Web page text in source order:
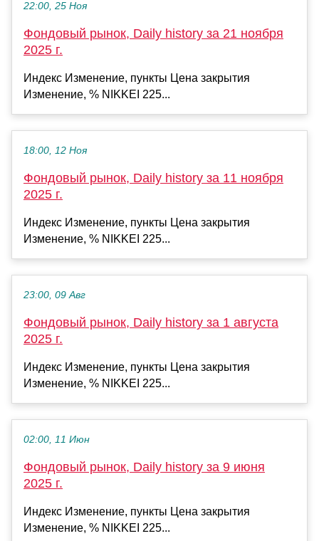
22:00, 25 Ноя
Фондовый рынок, Daily history за 21 ноября
2025 г.
Индекс Изменение, пункты Цена закрытия
Изменение, % NIKKEI 225...
18:00, 12 Ноя
Фондовый рынок, Daily history за 11 ноября
2025 г.
Индекс Изменение, пункты Цена закрытия
Изменение, % NIKKEI 225...
23:00, 09 Авг
Фондовый рынок, Daily history за 1 августа
2025 г.
Индекс Изменение, пункты Цена закрытия
Изменение, % NIKKEI 225...
02:00, 11 Июн
Фондовый рынок, Daily history за 9 июня
2025 г.
Индекс Изменение, пункты Цена закрытия
Изменение, % NIKKEI 225...